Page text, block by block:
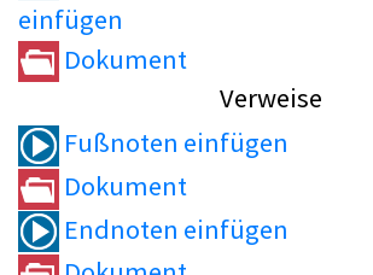
einfügen
Dokument
Verweise
Fußnoten einfügen
Dokument
Endnoten einfügen